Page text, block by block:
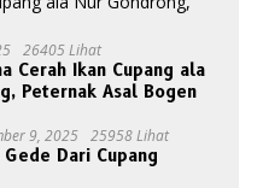
26405 Lihat
Cerah Ikan Cupang ala
Peternak Asal Bogen
9, 2025 25958 Lihat
Gede Dari Cupang